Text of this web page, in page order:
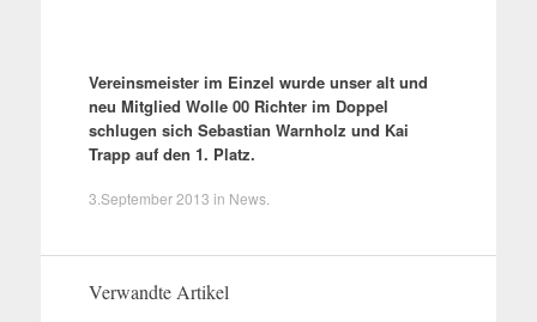
Vereinsmeister im Einzel wurde unser alt und
neu Mitglied Wolle 00 Richter im Doppel
schlugen sich Sebastian Warnholz und Kai
Trapp auf den 1. Platz.
3.September 2013 in News.
Verwandte Artikel